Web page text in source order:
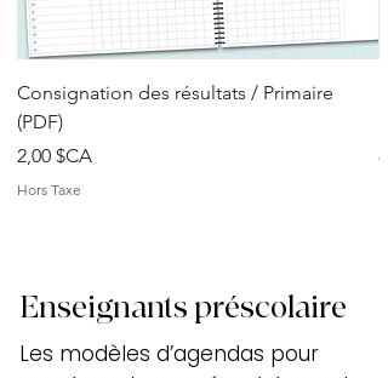
Consignation des résultats / Primaire
(PDF)
Prix
2,00 $CA
Hors Taxe
Enseignants préscolaire
Les modèles d’agendas pour